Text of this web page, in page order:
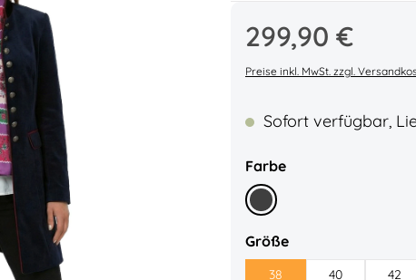
Regulärer Preis:
299,90 €
Preise inkl. MwSt. zzgl.
Sofort verfügbar,
Farbeauswählen
Anthrazit
Größeauswählen
38 40 42